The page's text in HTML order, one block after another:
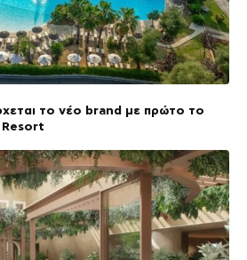
το νέο brand με πρώτο το